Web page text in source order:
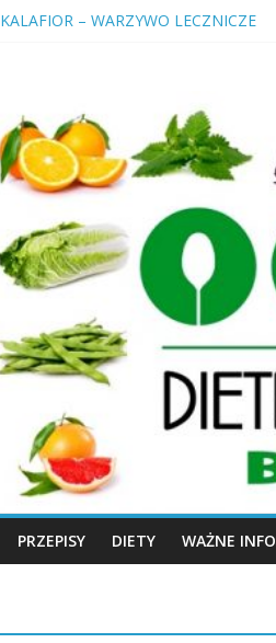
KALAFIOR – WARZYWO LECZNICZE
WIŚNIA – OWOC, KTÓRY LECZY
PRZEPISY DIETY WAŻNE INFO